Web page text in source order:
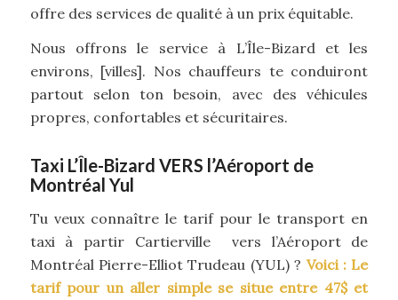
offre des services de qualité à un prix équitable.
Nous offrons le service à L’Île-Bizard et les
environs, [villes]. Nos chauffeurs te conduiront
partout selon ton besoin, avec des véhicules
propres, confortables et sécuritaires.
Taxi L’Île-Bizard VERS l’Aéroport de
Montréal Yul
Tu veux connaître le tarif pour le transport en
taxi à partir Cartierville vers l’Aéroport de
Montréal Pierre-Elliot Trudeau (YUL) ? Voici : Le
tarif pour un aller simple se situe entre 47$ et